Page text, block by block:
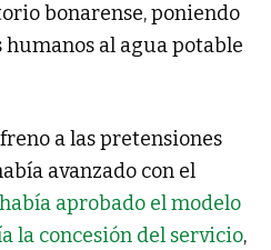
bonarense, poniendo
humanos al agua potable
a las pretensiones
avanzado con el
había aprobado el modelo
la concesión del servicio,